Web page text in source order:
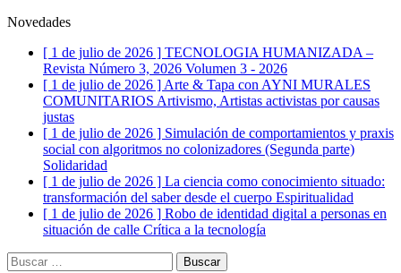
Novedades
[ 1 de julio de 2026 ] TECNOLOGIA HUMANIZADA –
Revista Número 3, 2026 Volumen 3 - 2026
[ 1 de julio de 2026 ] Arte & Tapa con AYNI MURALES
COMUNITARIOS Artivismo, Artistas activistas por causas
justas
[ 1 de julio de 2026 ] Simulación de comportamientos y praxis
social con algoritmos no colonizadores (Segunda parte)
Solidaridad
[ 1 de julio de 2026 ] La ciencia como conocimiento situado:
transformación del saber desde el cuerpo Espiritualidad
[ 1 de julio de 2026 ] Robo de identidad digital a personas en
situación de calle Crítica a la tecnología
Buscar: